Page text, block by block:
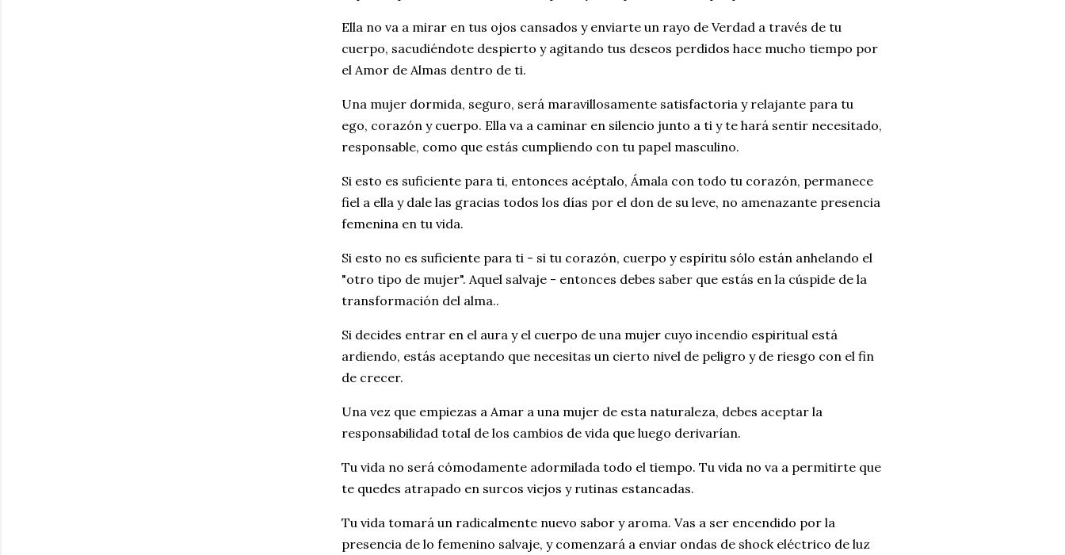
Ella no va a mirar en tus ojos cansados y enviarte un rayo de Verdad a través de tu
cuerpo, sacudiéndote despierto y agitando tus deseos perdidos hace mucho tiempo por
el Amor de Almas dentro de ti.
Una mujer dormida, seguro, será maravillosamente satisfactoria y relajante para tu
ego, corazón y cuerpo. Ella va a caminar en silencio junto a ti y te hará sentir necesitado,
responsable, como que estás cumpliendo con tu papel masculino.
Si esto es suficiente para ti, entonces acéptalo, Ámala con todo tu corazón, permanece
fiel a ella y dale las gracias todos los días por el don de su leve, no amenazante presencia
femenina en tu vida.
Si esto no es suficiente para ti - si tu corazón, cuerpo y espíritu sólo están anhelando el
"otro tipo de mujer". Aquel salvaje - entonces debes saber que estás en la cúspide de la
transformación del alma..
Si decides entrar en el aura y el cuerpo de una mujer cuyo incendio espiritual está
ardiendo, estás aceptando que necesitas un cierto nivel de peligro y de riesgo con el fin
de crecer.
Una vez que empiezas a Amar a una mujer de esta naturaleza, debes aceptar la
responsabilidad total de los cambios de vida que luego derivarían.
Tu vida no será cómodamente adormilada todo el tiempo. Tu vida no va a permitirte que
te quedes atrapado en surcos viejos y rutinas estancadas.
Tu vida tomará un radicalmente nuevo sabor y aroma. Vas a ser encendido por la
presencia de lo femenino salvaje, y comenzará a enviar ondas de shock eléctrico de luz